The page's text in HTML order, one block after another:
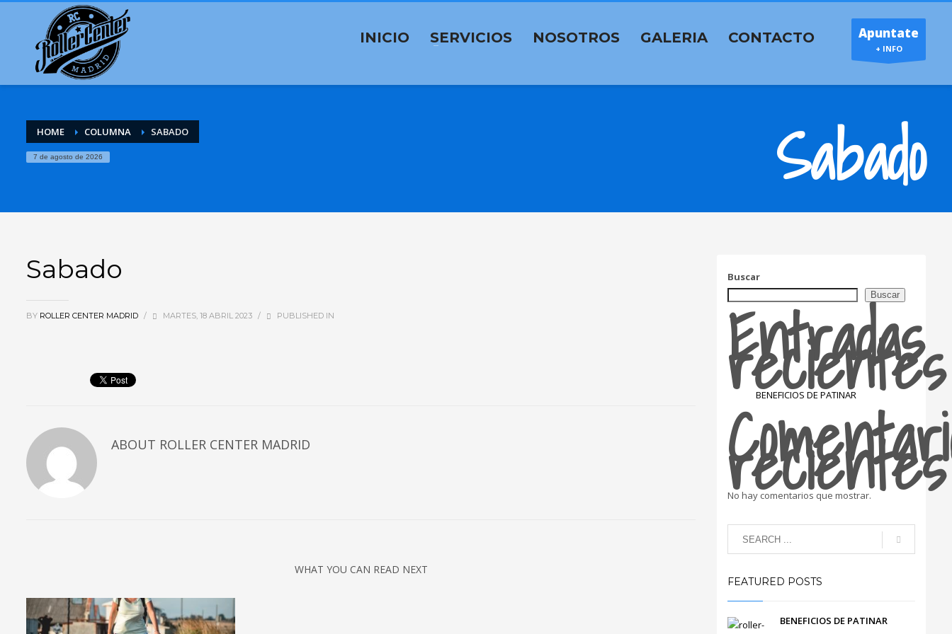
INICIO SERVICIOS NOSOTROS GALERIA CONTACTO Apuntate
+ INFO
HOME COLUMNA SABADO
7 de agosto de 2026 Sabado
Sabado
BY ROLLER CENTER MADRID / MARTES, 18 ABRIL 2023 / PUBLISHED IN
ABOUT ROLLER CENTER MADRID
WHAT YOU CAN READ NEXT
Buscar
Buscar
Entradas
recientes
BENEFICIOS DE PATINAR
recientes
No hay comentarios que mostrar.
FEATURED POSTS
BENEFICIOS DE PATINAR